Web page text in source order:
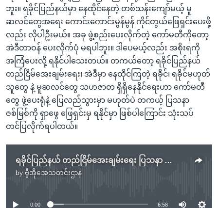
ဘူး။ ရခိုင်ပြည်နယ်မှာ နေထိုင်နေတဲ့ တစ်သန်းကျော်မယ့် မူ
ဆလင်တွေအရေး ကောင်းကောင်းမွန်မွန် ကိုင်တွယ်ဖြေရှင်းပေးဖို့
လည်း လိုပါဦးမယ်။ အခု ဖွဲ့စည်းပေးလိုက်တဲ့ ကော်မတီကိုတော့
အဲဒီတာဝန် ပေးလိုက်ပုံ မရပါဘူး။ ဒါပေမယ့်လည်း အစိုးရကို
အကြံပေးလို့ ရနိုင်ပါသေးတယ်။ တကယ်တော့ ရခိုင်ပြည်နယ်
တည်ငြိမ်အေးချမ်းရေး၊ အဲဒီမှာ နေထိုင်ကြတဲ့ ရခိုင်၊ ရခိုင်မဟုတ်
သူတွေ နဲ့ မူဆလင်တွေ သဟဇာတ ရှိရှိနေနိုင်ရေးဟာ ကော်မတီ
တွေ ဖွဲ့ပေးရုံနဲ့ ပြေလည်သွားမှာ မဟုတ်ပဲ တကယ့် ပြသနာ
ဇစ်မြစ်ကို ရှာဖွေ ဖြေရှင်းမှ ရနိုင်မှာ ဖြစ်ပါကြောင်း သုံးသပ်
တင်ပြလိုက်ရပါတယ်။
ရခိုင်ပြည်နယ် တည်ငြိမ်အေးချမ်းရေး ပြသနာ ကော်မတီဖွဲ့ပြီး ဖြေရှင်းလို့ ရနိုင်မလား
by ဗွီအိုအေသတင်းဌာန
No media source currently available
0:00 6:58